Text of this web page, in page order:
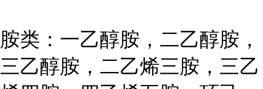
胺类：一乙醇胺，二乙醇胺，
三乙醇胺，二乙烯三胺，三乙